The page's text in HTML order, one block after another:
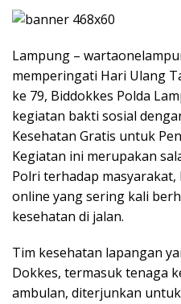
Lampung –
memperingati Hari Ulang
ke 79, Biddokkes Polda
kegiatan bakti sosial
Kesehatan Gratis untuk
Kegiatan ini merupakan
Polri terhadap
online yang sering kali
kesehatan di jalan.
Tim kesehatan lapangan
Dokkes, termasuk tenaga
ambulan, diterjunkan